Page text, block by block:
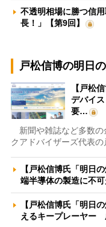
不透明相場に勝つ信
長！」【第9回】
戸松信博の明日
【戸松
デバイ
要…
新聞や雑誌など多数の
クアドバイザーズ代表
【戸松信博氏「明日
端半導体の製造に不
【戸松信博氏「明日
えるキープレーヤー